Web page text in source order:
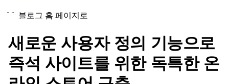
`` 블로그 홈 페이지로
새로운 사용자 정의 기능으로
즉석 사이트를 위한 독특한 온